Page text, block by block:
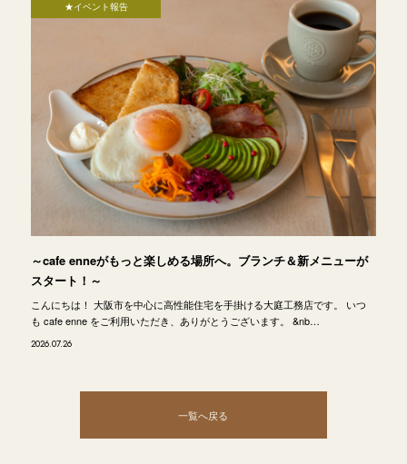
★イベント報告
～cafe enneがもっと楽しめる場所へ。ブランチ＆新メニューが
スタート！～
こんにちは！ 大阪市を中心に高性能住宅を手掛ける大庭工務店です。 いつ
も cafe enne をご利用いただき、ありがとうございます。 &nb…
2026.07.26
一覧へ戻る